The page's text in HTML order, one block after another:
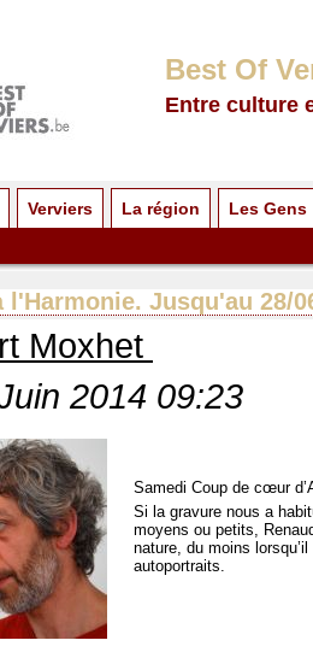
Best Of
Entre culture
Verviers La région Les Gens
l'Harmonie. Jusqu'au 28/
Moxhet
2014 09:23
Samedi Coup de cœur
Si la gravure nous a
moyens ou petits,
nature, du moins
autoportraits.